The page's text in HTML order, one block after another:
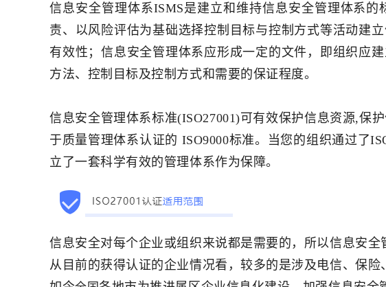
信息安全管理体系ISMS是建立和维持信息安全管理体系
责、以风险评估为基础选择控制目标与控制方式等活动建
有效性；信息安全管理体系应形成一定的文件，即组织应
方法、控制目标及控制方式和需要的保证程度。
信息安全管理体系标准(ISO27001)可有效保护信息资源,保
于质量管理体系认证的 ISO9000标准。当您的组织通过了
立了一套科学有效的管理体系作为保障。
信息安全对每个企业或组织来说都是需要的，所以信息安
从目前的获得认证的企业情况看，较多的是涉及电信、保